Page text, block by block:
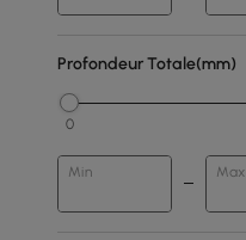
Profondeur Totale(mm)
0
Min Max